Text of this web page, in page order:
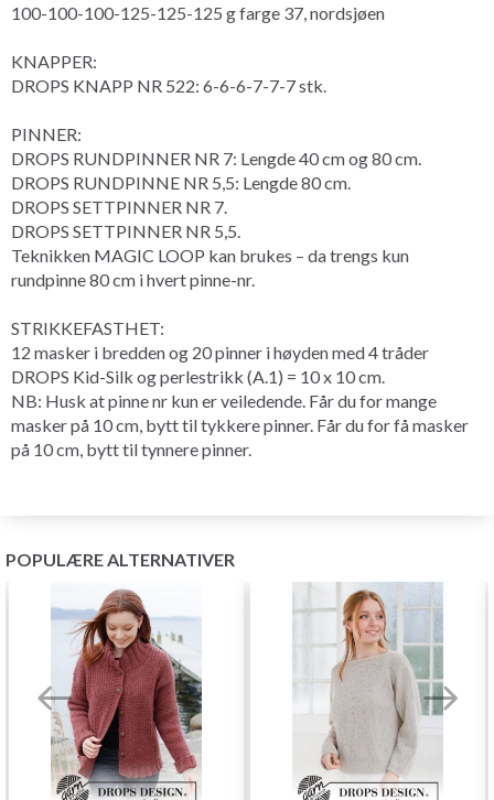
100-100-100-125-125-125 g farge 37, nordsjøen
KNAPPER:
DROPS KNAPP NR 522: 6-6-6-7-7-7 stk.
PINNER:
DROPS RUNDPINNER NR 7: Lengde 40 cm og 80 cm.
DROPS RUNDPINNE NR 5,5: Lengde 80 cm.
DROPS SETTPINNER NR 7.
DROPS SETTPINNER NR 5,5.
Teknikken MAGIC LOOP kan brukes – da trengs kun
rundpinne 80 cm i hvert pinne-nr.
STRIKKEFASTHET:
12 masker i bredden og 20 pinner i høyden med 4 tråder
DROPS Kid-Silk og perlestrikk (A.1) = 10 x 10 cm.
NB: Husk at pinne nr kun er veiledende. Får du for mange
masker på 10 cm, bytt til tykkere pinner. Får du for få masker
på 10 cm, bytt til tynnere pinner.
POPULÆRE ALTERNATIVER